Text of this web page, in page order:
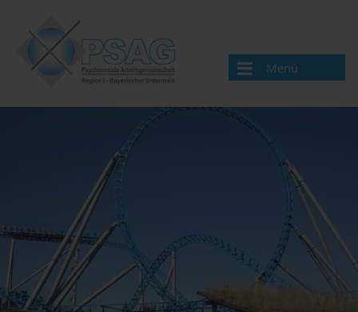
Menü
Wir über uns
Mitgliederversammlung
Mitglieder
Veranstaltungen